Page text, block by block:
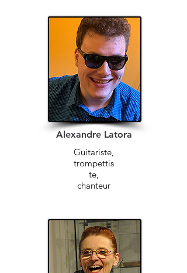
Alexandre Latora
Guitariste,
trompettis
te,
chanteur